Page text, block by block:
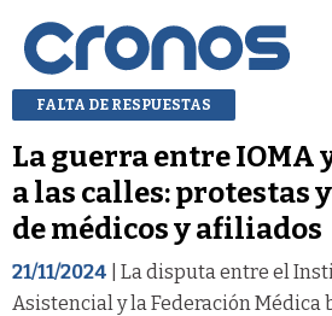
FALTA DE RESPUESTAS
La guerra entre IOMA
a las calles: protestas
de médicos y afiliados
21/11/2024 | La disputa entre el
Asistencial y la Federación Médica